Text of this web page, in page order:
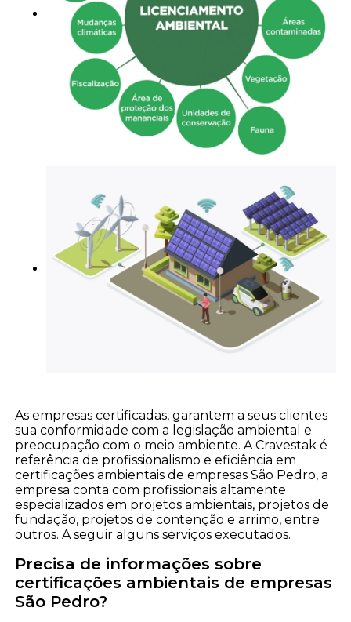
As empresas certificadas, garantem a seus clientes
sua conformidade com a legislação ambiental e
preocupação com o meio ambiente. A Cravestak é
referência de profissionalismo e eficiência em
certificações ambientais de empresas São Pedro, a
empresa conta com profissionais altamente
especializados em projetos ambientais, projetos de
fundação, projetos de contenção e arrimo, entre
outros. A seguir alguns serviços executados.
Precisa de informações sobre
certificações ambientais de empresas
São Pedro?